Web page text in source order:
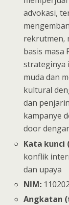
advokasi,
rekrutmen,
basis masa
strateginya
muda dan
kultural
dan
kampanye
door
Kata kunci
konflik
dan upaya
NIM:
Angkatan